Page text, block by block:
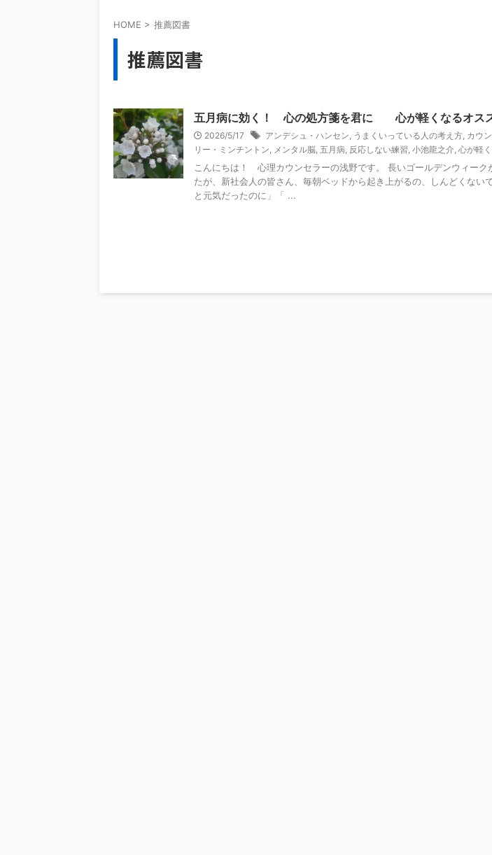
HOME > 推薦図書
推薦図書
五月病に効く！ 心の処方箋を君に 心が軽くなるオス
2026/5/17 アンデシュ・ハンセン, うまくいっている人の考え方, カウ
リー・ミンチントン, メンタル脳, 五月病, 反応しない練習, 小池龍之介, 心が軽
こんにちは！ 心理カウンセラーの浅野です。 長いゴールデンウィーク
たが、新社会人の皆さん、毎朝ベッドから起き上がるの、しんどくない
と元気だったのに」「 ...